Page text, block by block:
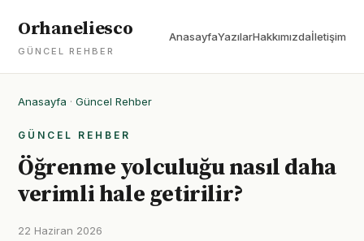
Orhaneliesco
GÜNCEL REHBER
AnasayfaYazılarHakkımızdaİletişim
Anasayfa · Güncel Rehber
GÜNCEL REHBER
Öğrenme yolculuğu nasıl daha
verimli hale getirilir?
22 Haziran 2026